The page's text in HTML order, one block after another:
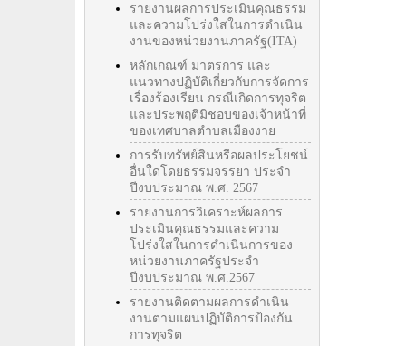
รายงานผลการประเมินคุณธรรม
และความโปร่งใสในการดำเนิน
งานของหน่วยงานภาครัฐ(ITA)
หลักเกณฑ์ มาตรการ และ
แนวทางปฏิบัติเกี่ยวกับการจัดการ
เรื่องร้องเรียน กรณีเกิดการทุจริต
และประพฤติมิชอบของเจ้าหน้าที่
ของเทศบาลตำบลเมืองงาย
การรับทรัพย์สินหรือผลประโยชน์
อื่นใดโดยธรรมจรรยา ประจำ
ปีงบประมาณ พ.ศ. 2567
รายงานการวิเคราะห์ผลการ
ประเมินคุณธรรมและความ
โปร่งใสในการดำเนินการของ
หน่วยงานภาครัฐประจำ
ปีงบประมาณ พ.ศ.2567
รายงานติดตามผลการดำเนิน
งานตามแผนปฏิบัติการป้องกัน
การทุจริต